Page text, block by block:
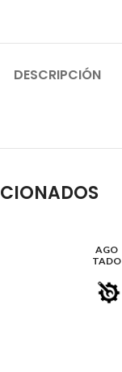
DESCRIPCIÓN
AGO
TADO